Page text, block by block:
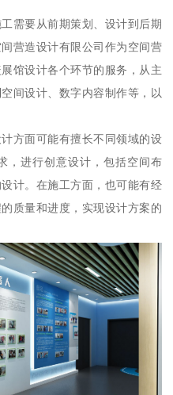
需要从前期策划、设计到后期
营造设计有限公司作为空间营
馆设计各个环节的服务，从主
间设计、数字内容制作等，以
方面可能有擅长不同领域的设
，进行创意设计，包括空间布
计。在施工方面，也可能有经
质量和进度，实现设计方案的